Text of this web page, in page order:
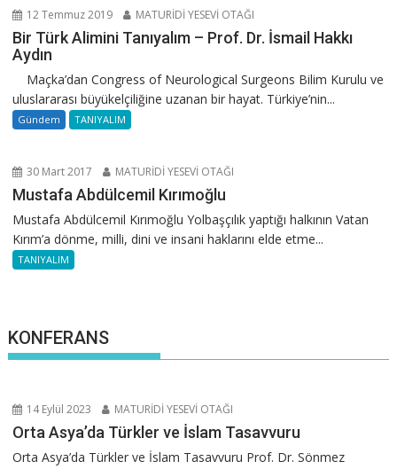
12 Temmuz 2019 MATURİDİ YESEVİ OTAĞI
Bir Türk Alimini Tanıyalım – Prof. Dr. İsmail Hakkı
Aydın
Maçka’dan Congress of Neurological Surgeons Bilim Kurulu ve
uluslararası büyükelçiliğine uzanan bir hayat. Türkiye’nin...
Gündem TANIYALIM
30 Mart 2017 MATURİDİ YESEVİ OTAĞI
Mustafa Abdülcemil Kırımoğlu
Mustafa Abdülcemil Kırımoğlu Yolbaşçılık yaptığı halkının Vatan
Kırım’a dönme, milli, dini ve insani haklarını elde etme...
TANIYALIM
KONFERANS
14 Eylül 2023 MATURİDİ YESEVİ OTAĞI
Orta Asya’da Türkler ve İslam Tasavvuru
Orta Asya’da Türkler ve İslam Tasavvuru Prof. Dr. Sönmez